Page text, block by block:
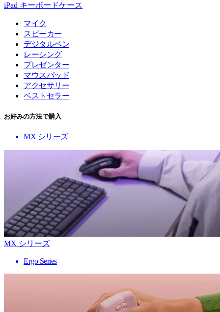
iPad キーボードケース
マイク
スピーカー
デジタルペン
レーシング
プレゼンター
マウスパッド
アクセサリー
ベストセラー
お好みの方法で購入
MX シリーズ
MX シリーズ
Ergo Series